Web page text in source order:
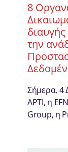
8
την
Σήμερα, 4
APTI, η
Group, η